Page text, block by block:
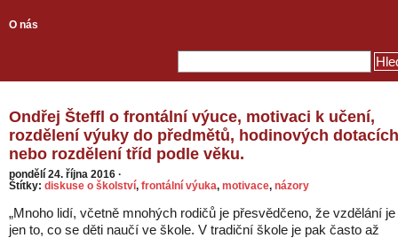
O nás
Ondřej Šteffl o frontální výuce, motivaci k učení,
rozdělení výuky do předmětů, hodinových dotacích
nebo rozdělení tříd podle věku.
pondělí 24. října 2016 ·
Štítky: diskuse o školství, frontální výuka, motivace, názory
„Mnoho lidí, včetně mnohých rodičů je přesvědčeno, že vzdělání je
jen to, co se děti naučí ve škole. V tradiční škole je pak často až